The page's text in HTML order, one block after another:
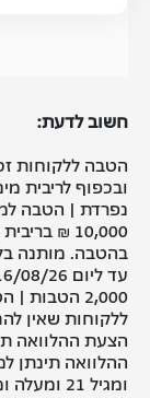
חשוב לדעת:
ובכפוף לריבית
2,000
ללקוחות שאין
הצעת ההלוואה
ההלוואה תינתן
ומגיל